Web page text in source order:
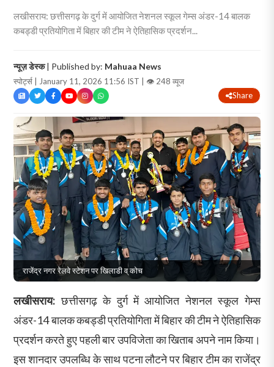
लखीसराय: छत्तीसगढ़ के दुर्ग में आयोजित नेशनल स्कूल गेम्स अंडर-14 बालक
कबड्डी प्रतियोगिता में बिहार की टीम ने ऐतिहासिक प्रदर्शन...
न्यूज़ डेस्क| Published by: Mahuaa News
स्पोर्ट्स | January 11, 2026 11:56 IST | 👁 248 व्यूज
Share
राजेंद्र नगर रेलवे स्टेशन पर खिलाडी व् कोच
लखीसराय:छत्तीसगढ़ के दुर्ग में आयोजित नेशनल स्कूल गेम्स
अंडर-14 बालक कबड्डी प्रतियोगिता में बिहार की टीम ने ऐतिहासिक
प्रदर्शन करते हुए पहली बार उपविजेता का खिताब अपने नाम किया।
इस शानदार उपलब्धि के साथ पटना लौटने पर बिहार टीम का राजेंद्र